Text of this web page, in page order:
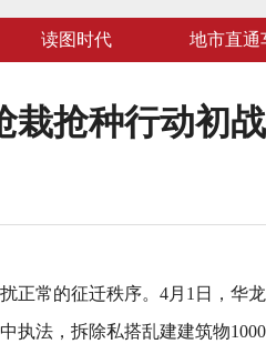
读图时代 地市直通
栽抢种行动初
常的征迁秩序。4月1日，华
执法，拆除私搭乱建建筑物